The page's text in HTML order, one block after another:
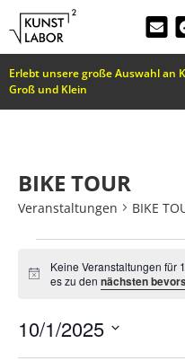
Erlebt unsere große Auswahl an
Groß und Klein
BIKE TOUR
Veranstaltungen BIKE
Hinweis
Keine Veranstaltungen für
es zu den nächsten
10/1/2025